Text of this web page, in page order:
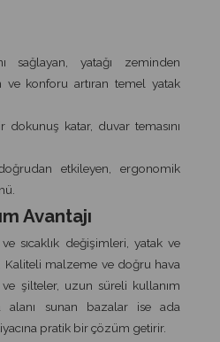
sağlayan, yatağı zeminden
ve konforu artıran temel yatak
dokunuş katar, duvar temasını
etkileyen, ergonomik
Avantajı
sıcaklık değişimleri, yatak ve
malzeme ve doğru hava
ve şilteler, uzun süreli kullanım
alanı sunan bazalar ise ada
pratik bir çözüm getirir.